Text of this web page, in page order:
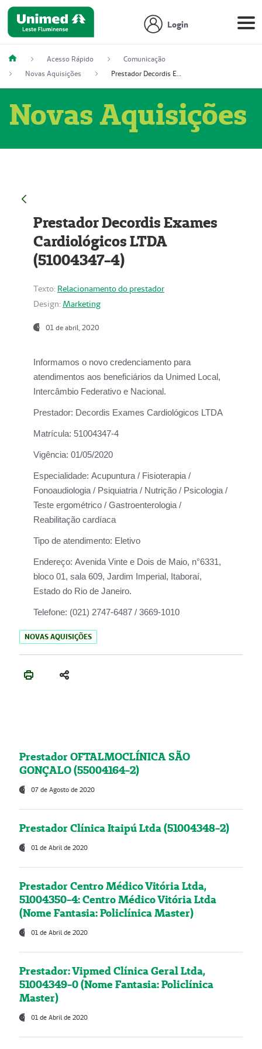
Login
Acesso Rápido
Comunicação
Novas Aquisições
Prestador Decordis Exames Cardiológicos LTDA (51004347-4)
Novas Aquisições
Prestador Decordis Exames
Cardiológicos LTDA
(51004347-4)
Texto: Relacionamento do prestador
Design: Marketing
01 de abril, 2020
Informamos o novo credenciamento para
atendimentos aos beneficiários da Unimed Local,
Intercâmbio Federativo e Nacional.
Prestador: Decordis Exames Cardiológicos LTDA
Matrícula: 51004347-4
Vigência: 01/05/2020
Especialidade: Acupuntura / Fisioterapia /
Fonoaudiologia / Psiquiatria / Nutrição / Psicologia /
Teste ergométrico / Gastroenterologia /
Reabilitação cardíaca
Tipo de atendimento: Eletivo
Endereço: Avenida Vinte e Dois de Maio, n°6331,
bloco 01, sala 609, Jardim Imperial, Itaboraí,
Estado do Rio de Janeiro.
Telefone: (021) 2747-6487 / 3669-1010
NOVAS AQUISIÇÕES
Prestador OFTALMOCLÍNICA SÃO
GONÇALO (55004164-2)
07 de Agosto de 2020
Prestador Clínica Itaipú Ltda (51004348-2)
01 de Abril de 2020
Prestador Centro Médico Vitória Ltda,
51004350-4: Centro Médico Vitória Ltda
(Nome Fantasia: Policlínica Master)
01 de Abril de 2020
Prestador: Vipmed Clínica Geral Ltda,
51004349-0 (Nome Fantasia: Policlínica
Master)
01 de Abril de 2020